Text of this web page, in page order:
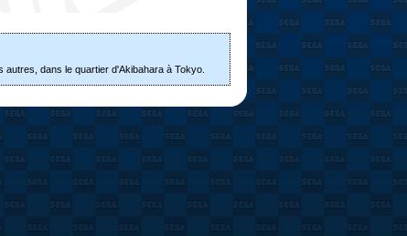
dans le quartier d'Akibahara à Tokyo.